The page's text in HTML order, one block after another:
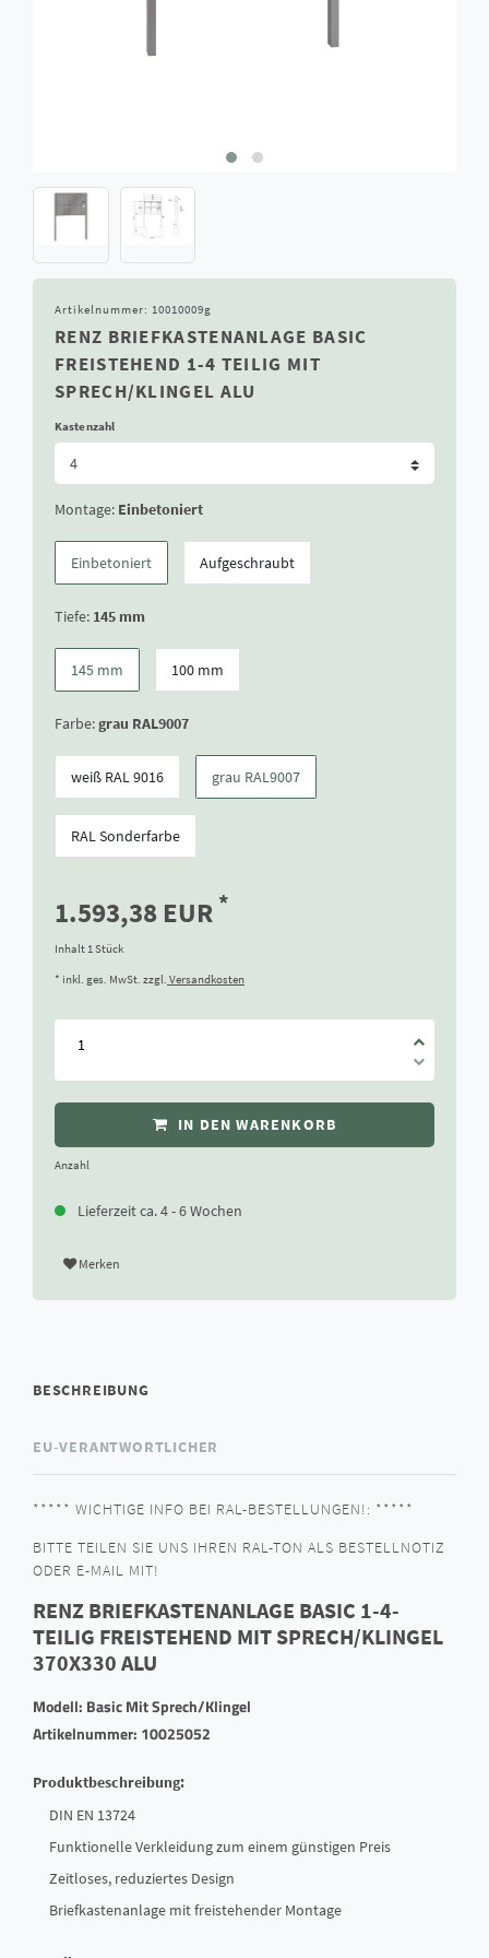
Artikelnummer: 10010009g
RENZ BRIEFKASTENANLAGE BASIC
FREISTEHEND 1-4 TEILIG MIT
SPRECH/KLINGEL ALU
Kastenzahl
Montage: Einbetoniert
Einbetoniert Aufgeschraubt
Tiefe: 145 mm
145 mm 100 mm
Farbe:grau RAL9007
weiß RAL 9016 grau RAL9007
RAL Sonderfarbe
1.593,38 EUR *
Inhalt 1Stück
* inkl. ges. MwSt. zzgl. Versandkosten
IN DEN WARENKORB
Anzahl
Lieferzeit ca. 4 - 6 Wochen
Merken
BESCHREIBUNG
EU-VERANTWORTLICHER
***** WICHTIGE INFO BEI RAL-BESTELLUNGEN!: *****
BITTE TEILEN SIE UNS IHREN RAL-TON ALS BESTELLNOTIZ
ODER E-MAIL MIT!
RENZ BRIEFKASTENANLAGE BASIC 1-4-
TEILIG FREISTEHEND MIT SPRECH/KLINGEL
370X330 ALU
Modell: Basic Mit Sprech/Klingel
Artikelnummer: 10025052
Produktbeschreibung:
DIN EN 13724
Funktionelle Verkleidung zum einem günstigen Preis
Zeitloses, reduziertes Design
Briefkastenanlage mit freistehender Montage